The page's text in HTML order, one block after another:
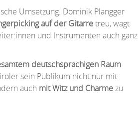
Umsetzung. Dominik Plangger
auf der Gitarretreu, wagt
und Instrumenten auch ganz
deutschsprachigen Raum
sein Publikum nicht nur mit
auch mit Witz und Charmezu